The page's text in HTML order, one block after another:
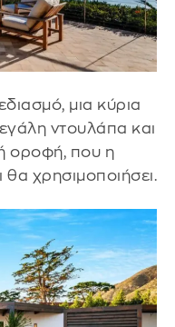
μια κύρια
ντουλάπα και
οροφή, που η
θα χρησιμοποιήσει.